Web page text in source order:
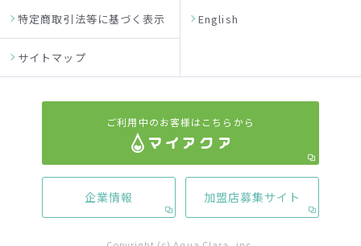
特定商取引法等に基づく表示 English
サイトマップ
ご利用中のお客様はこちらから
企業情報 加盟店募集サイト